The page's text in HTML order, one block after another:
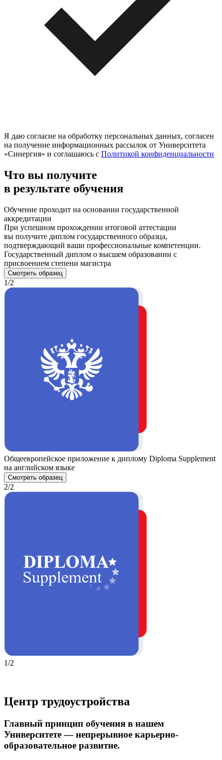
Я даю согласие на обработку персональных данных, согласен
на получение информационных рассылок от Университета
«Синергия» и соглашаюсь c Политикой конфиденциальности
Что вы получите
в результате обучения
Обучение проходит на основании государственной
аккредитации
При успешном прохождении итоговой аттестации
вы получите диплом государственного образца,
подтверждающий ваши профессиональные компетенции.
Государственный диплом о высшем образовании с
присвоением степени магистра
Смотреть образец
1/2
Общеевропейское приложение к диплому Diploma Supplement
на английском языке
Смотреть образец
2/2
1/2
Центр трудоустройства
Главный принцип обучения в нашем
Университете — непрерывное карьерно-
образовательное развитие.